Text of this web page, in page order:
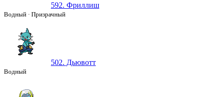
592. Фриллиш
Водный · Призрачный
502. Дьювотт
Водный